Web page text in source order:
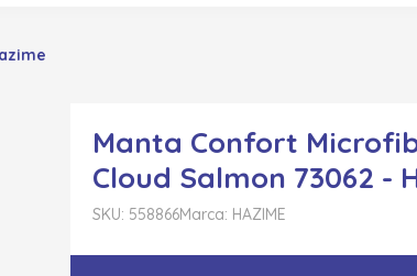
Manta Confort
Cloud Salmon 73062 -
SKU: 558866Marca: HAZIME